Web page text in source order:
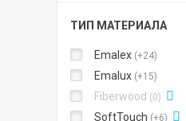
ТИП МАТЕРИАЛА
Emalex +24
Emalux +15
Fiberwood 0
SoftTouch +6